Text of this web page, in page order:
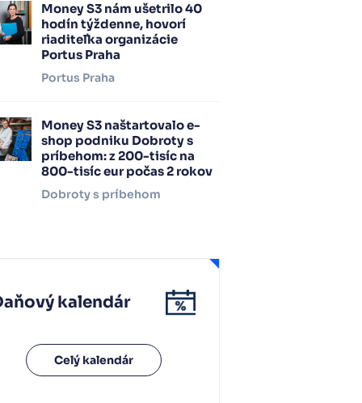
Money S3 nám ušetrilo 40
hodín týždenne, hovorí
riaditeľka organizácie
Portus Praha
Portus Praha
Money S3 naštartovalo e-
shop podniku Dobroty s
príbehom: z 200-tisíc na
800-tisíc eur počas 2 rokov
Dobroty s príbehom
kalendár
Celý kalendár